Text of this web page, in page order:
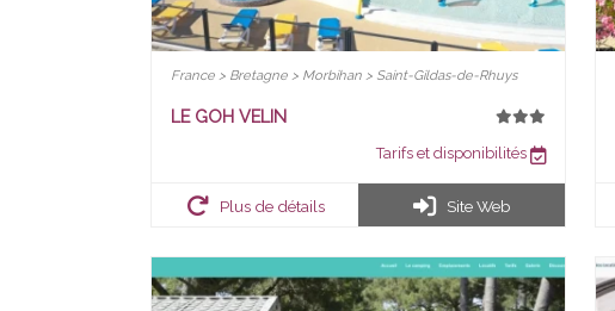
France > Bretagne > Morbihan > Saint-Gildas-de-Rhuys
LE GOH VELIN
Tarifs et disponibilités
Plus de détails Site Web